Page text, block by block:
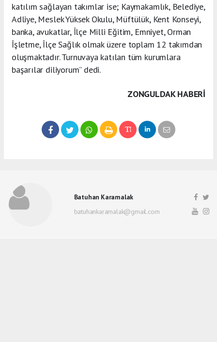
katılım sağlayan takımlar ise; Kaymakamlık, Belediye,
Adliye, Meslek Yüksek Okulu, Müftülük, Kent Konseyi,
banka, avukatlar, İlçe Milli Eğitim, Emniyet, Orman
İşletme, İlçe Sağlık olmak üzere toplam 12 takımdan
oluşmaktadır. Turnuvaya katılan tüm kurumlara
başarılar diliyorum” dedi.
ZONGULDAK HABERİ
Batuhan Karamalak
batuhankaramalak@gmail.com